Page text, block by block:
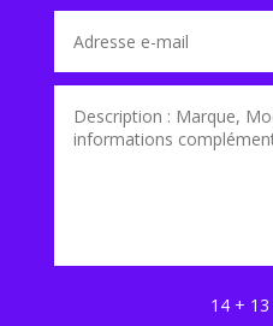
14 + 13